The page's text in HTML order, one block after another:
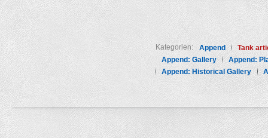
Kategorien: Append
Tank
Append: Gallery
Append:
Append: Historical Gallery